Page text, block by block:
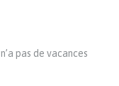
pas de vacances